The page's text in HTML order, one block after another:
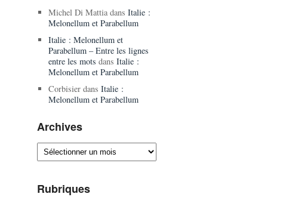
Michel Di Mattiadans Italie :
Melonellum et Parabellum
Italie : Melonellum et
Parabellum – Entre les lignes
entre les mots dans Italie :
Melonellum et Parabellum
Corbisierdans Italie :
Melonellum et Parabellum
Archives
Archives
Rubriques